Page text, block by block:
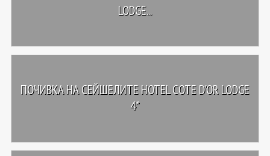
LODGE...
ПОЧИВКА НА СЕЙШЕЛИТЕ HOTEL COTE D'OR LODGE
4*